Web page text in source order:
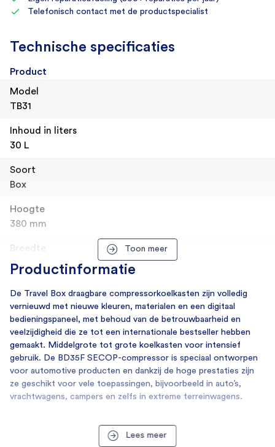
Telefonisch contact met de productspecialist
Technische specificaties
Product
Model
TB31
Inhoud in liters
30 L
Soort
Box
Hoogte
380 mm
Breedte
350 mm
585 mm
Gewicht
11,5 kg
SKU
699
Toon meer
Productinformatie
De Travel Box draagbare compressorkoelkasten zijn volledig
vernieuwd met nieuwe kleuren, materialen en een digitaal
bedieningspaneel, met behoud van de betrouwbaarheid en
veelzijdigheid die ze tot een internationale bestseller hebben
gemaakt. Middelgrote tot grote koelkasten voor intensief
gebruik. De BD35F SECOP-compressor is speciaal ontworpen
voor automotive producten en dankzij de hoge prestaties zijn
ze geschikt voor vele toepassingen, bijvoorbeeld in auto’s,
vrachtwagens, campers en zelfs in extreme terreinwagens.
Lees meer